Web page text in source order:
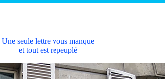
Une seule lettre vous manque
et tout est repeuplé